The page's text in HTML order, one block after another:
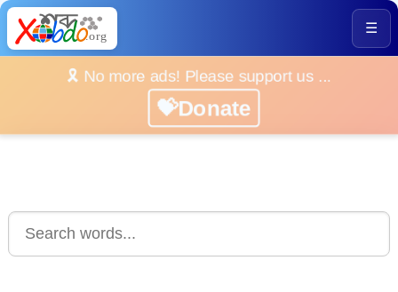
☰
🎗️ No more ads! Please support us ...
💝Donate